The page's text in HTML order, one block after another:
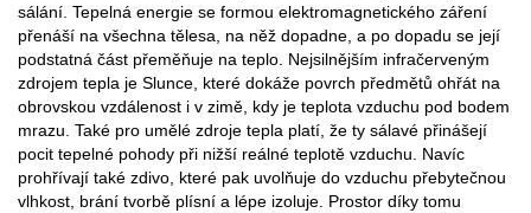
sálání. Tepelná energie se formou elektromagnetického záření
přenáší na všechna tělesa, na něž dopadne, a po dopadu se její
podstatná část přeměňuje na teplo. Nejsilnějším infračerveným
zdrojem tepla je Slunce, které dokáže povrch předmětů ohřát na
obrovskou vzdálenost i v zimě, kdy je teplota vzduchu pod bodem
mrazu. Také pro umělé zdroje tepla platí, že ty sálavé přinášejí
pocit tepelné pohody při nižší reálné teplotě vzduchu. Navíc
prohřívají také zdivo, které pak uvolňuje do vzduchu přebytečnou
vlhkost, brání tvorbě plísní a lépe izoluje. Prostor díky tomu